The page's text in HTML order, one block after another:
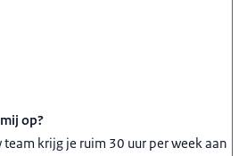
op?
krijg je ruim 30 uur per week aan